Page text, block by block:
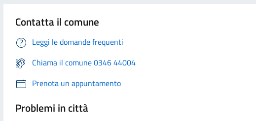
Contatta il comune
Leggi le domande frequenti
Chiama il comune 0346 44004
Prenota un appuntamento
Problemi in città